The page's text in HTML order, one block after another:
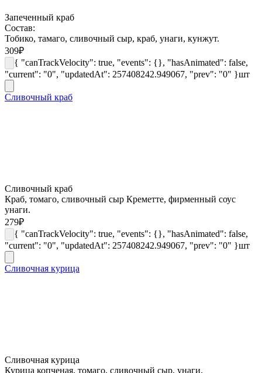
Запеченный краб
Состав:
Тобико, тамаго, сливочный сыр, краб, унаги, кунжут.
309₽
{ "canTrackVelocity": true, "events": {}, "hasAnimated": false,
"current": "0", "updatedAt": 257408242.949067, "prev": "0" }шт
Сливочный краб
Сливочный краб
Краб, томаго, сливочный сыр Креметте, фирменный соус
унаги.
279₽
{ "canTrackVelocity": true, "events": {}, "hasAnimated": false,
"current": "0", "updatedAt": 257408242.949067, "prev": "0" }шт
Сливочная курица
Сливочная курица
Курица копченая, томаго, сливочный сыр, унаги.